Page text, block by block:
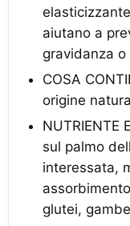
aiutano a
gravidanza
COSA
origine
NUTRIENTE
sul palmo
interessata,
glutei, gambe